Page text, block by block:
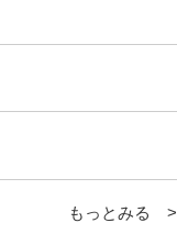
もっとみる